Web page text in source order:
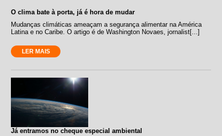
O clima bate à porta, já é hora de mudar
Mudanças climáticas ameaçam a segurança alimentar na América
Latina e no Caribe. O artigo é de Washington Novaes, jornalist[...]
LER MAIS
Já entramos no cheque especial ambiental